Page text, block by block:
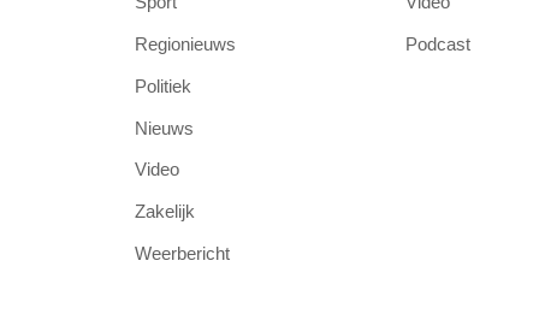
Regionieuws
Politiek
Nieuws
Video
Zakelijk
Weerbericht
Podcast